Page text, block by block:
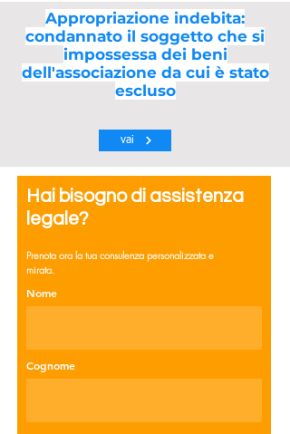
Appropriazione indebita:
condannato il soggetto che si
impossessa dei beni
dell'associazione da cui è stato
escluso
vai
Hai bisogno di assistenza
legale?
Prenota ora la tua consulenza personalizzata e
mirata.
Nome
Cognome